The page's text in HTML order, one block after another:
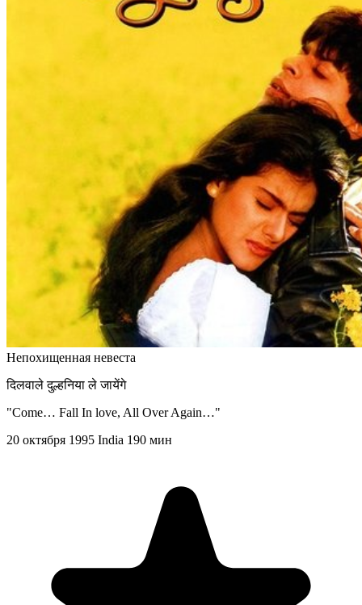
Непохищенная невеста
दिलवाले दुल्हनिया ले जायेंगे
"Come… Fall In love, All Over Again…"
20 октября 1995 India 190 мин